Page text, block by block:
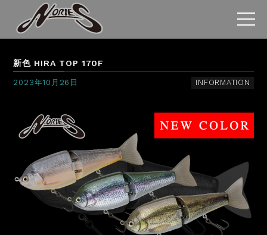
新色 HIRA TOP 170F
2023年10月26日 INFORMATION